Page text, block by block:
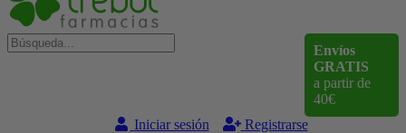
Envíos
GRATIS
a partir de
40€
Iniciar sesión
Registrarse